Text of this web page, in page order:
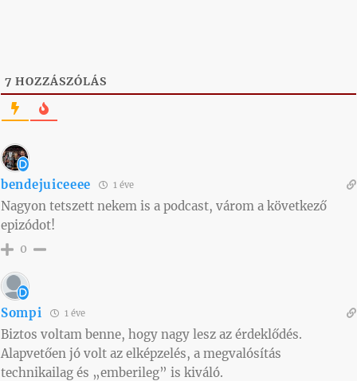
7 HOZZÁSZÓLÁS
bendejuiceeee 1 éve
Nagyon tetszett nekem is a podcast, várom a következő
epizódot!
0
Sompi 1 éve
Biztos voltam benne, hogy nagy lesz az érdeklődés.
Alapvetően jó volt az elképzelés, a megvalósítás
technikailag és „emberileg” is kiváló.